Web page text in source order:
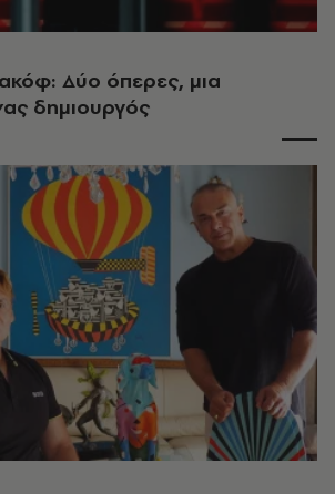
Δύο όπερες, μια
δημιουργός